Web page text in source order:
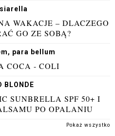
WAKACJE – DLACZEGO
GO ZE SOBĄ?
para bellum
COCA - COLI
BLONDE
SUNBRELLA SPF 50+ I
PO OPALANIU
Pokaż wszystko